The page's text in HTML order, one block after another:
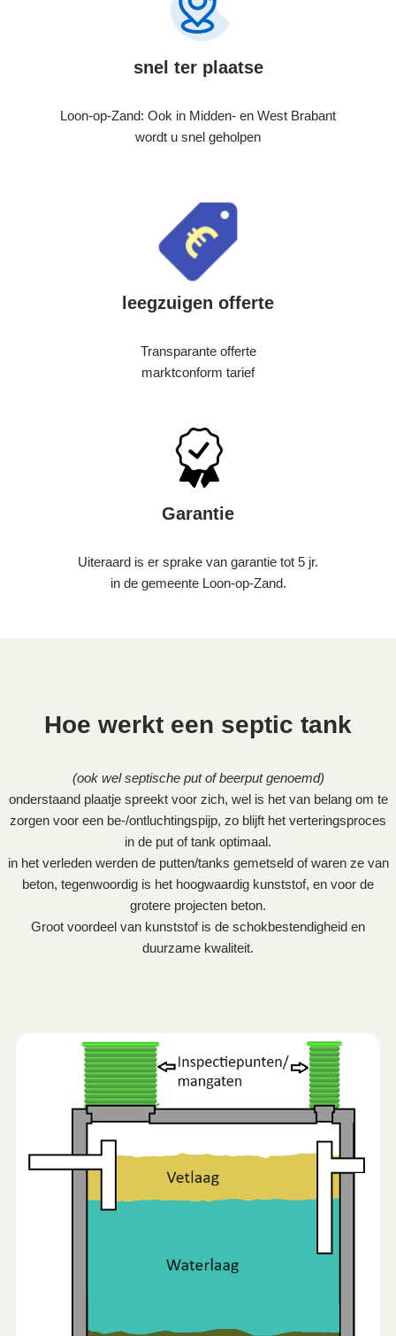
snel ter plaatse
Loon-op-Zand: Ook in Midden- en West Brabant
wordt u snel geholpen
leegzuigen offerte
Transparante offerte
marktconform tarief
Garantie
Uiteraard is er sprake van garantie tot 5 jr.
in de gemeente Loon-op-Zand.
Hoe werkt een septic tank
(ook wel septische put of beerput genoemd)
onderstaand plaatje spreekt voor zich, wel is het van belang om te
zorgen voor een be-/ontluchtingspijp, zo blijft het verteringsproces
in de put of tank optimaal.
in het verleden werden de putten/tanks gemetseld of waren ze van
beton, tegenwoordig is het hoogwaardig kunststof, en voor de
grotere projecten beton.
Groot voordeel van kunststof is de schokbestendigheid en
duurzame kwaliteit.